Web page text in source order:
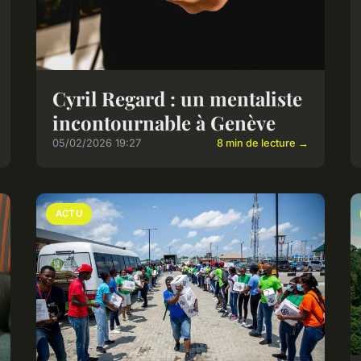
Cyril Regard : un mentaliste
incontournable à Genève
05/02/2026 19:27 8 min de lecture →
ACTU